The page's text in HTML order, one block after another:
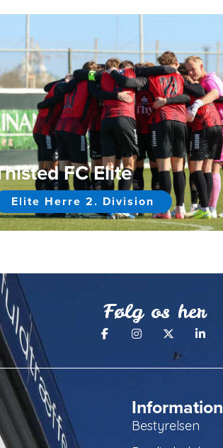
FC Elite
Elite Herre 2. Division
Følg os her
Information
Bestyrelsen